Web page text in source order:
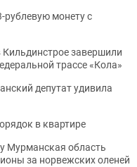
рублевую монету с
завершили
трассе «Кола»
депутат удивила
в квартире
Мурманская область
за норвежских оленей